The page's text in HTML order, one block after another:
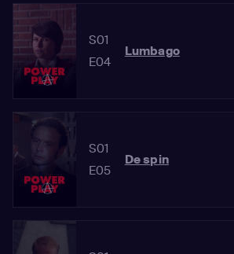
S01
E04
Lumbago
S01
E05
De spin